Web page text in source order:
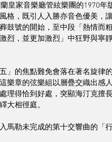
皇家音樂廳管絃樂團的1970
格，既引人入勝亦音色優美，
鼓號的開始，至中段「熱情而
激烈，並更加激烈」中狂野與
」的焦點難免會落在著名旋律
樂章的弦樂組以層疊交織出感
理得恰到好處，突顯海汀克擅
大相徑庭。
馬勒未完成的第十交響曲的「